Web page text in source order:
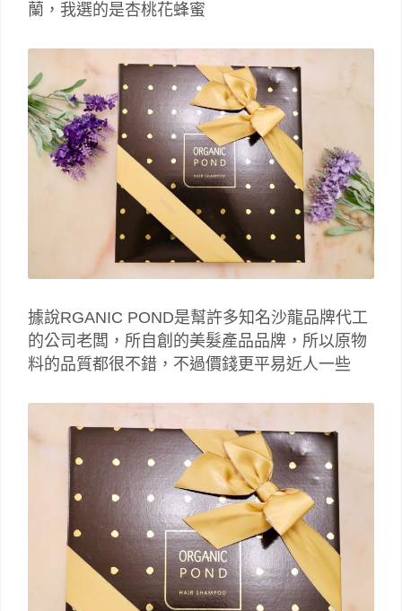
蘭，我選的是杏桃花蜂蜜
據說RGANIC POND是幫許多知名沙龍品牌代工
的公司老闆，所自創的美髮產品品牌，所以原物
料的品質都很不錯，不過價錢更平易近人一些